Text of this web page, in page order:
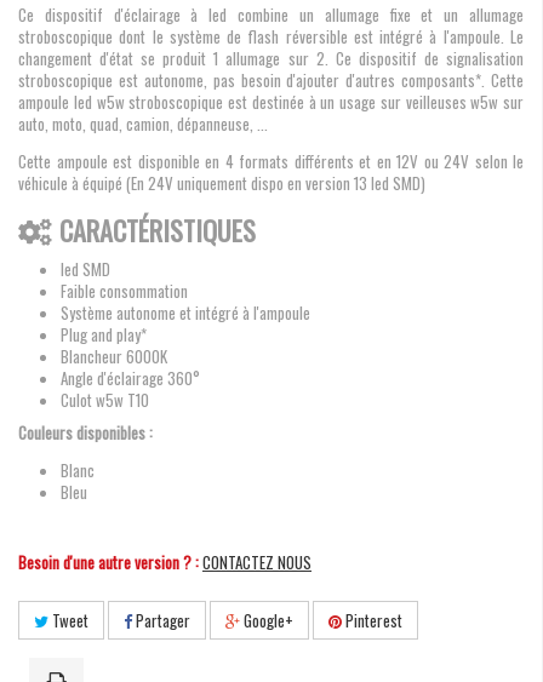
Ce dispositif d'éclairage à led combine un allumage fixe et un allumage
stroboscopique dont le système de flash réversible est intégré à l'ampoule. Le
changement d'état se produit 1 allumage sur 2. Ce dispositif de signalisation
stroboscopique est autonome, pas besoin d'ajouter d'autres composants*. Cette
ampoule led w5w stroboscopique est destinée à un usage sur veilleuses w5w sur
auto, moto, quad, camion, dépanneuse, ...
Cette ampoule est disponible en 4 formats différents et en 12V ou 24V selon le
véhicule à équipé (En 24V uniquement dispo en version 13 led SMD)
CARACTÉRISTIQUES
led SMD
Faible consommation
Système autonome et intégré à l'ampoule
Plug and play*
Blancheur 6000K
Angle d'éclairage 360°
Culot w5w T10
Couleurs disponibles :
Blanc
Bleu
Besoin d'une autre version ? :CONTACTEZ NOUS
Tweet Partager Google+ Pinterest